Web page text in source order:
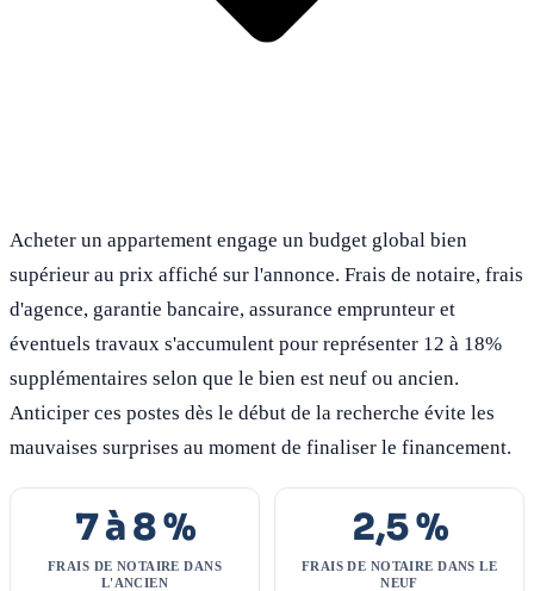
Acheter un appartement engage un budget global bien
supérieur au prix affiché sur l'annonce. Frais de notaire, frais
d'agence, garantie bancaire, assurance emprunteur et
éventuels travaux s'accumulent pour représenter 12 à 18%
supplémentaires selon que le bien est neuf ou ancien.
Anticiper ces postes dès le début de la recherche évite les
mauvaises surprises au moment de finaliser le financement.
7 à 8 %
FRAIS DE NOTAIRE DANS
L'ANCIEN
2,5 %
FRAIS DE NOTAIRE DANS LE
NEUF